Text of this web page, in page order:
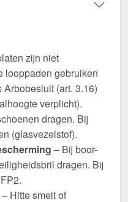
zijn niet
looppaden gebruiken
(art. 3.16)
verplicht).
dragen. Bij
(glasvezelstof).
– Bij boor-
dragen. Bij
– Hitte smelt of